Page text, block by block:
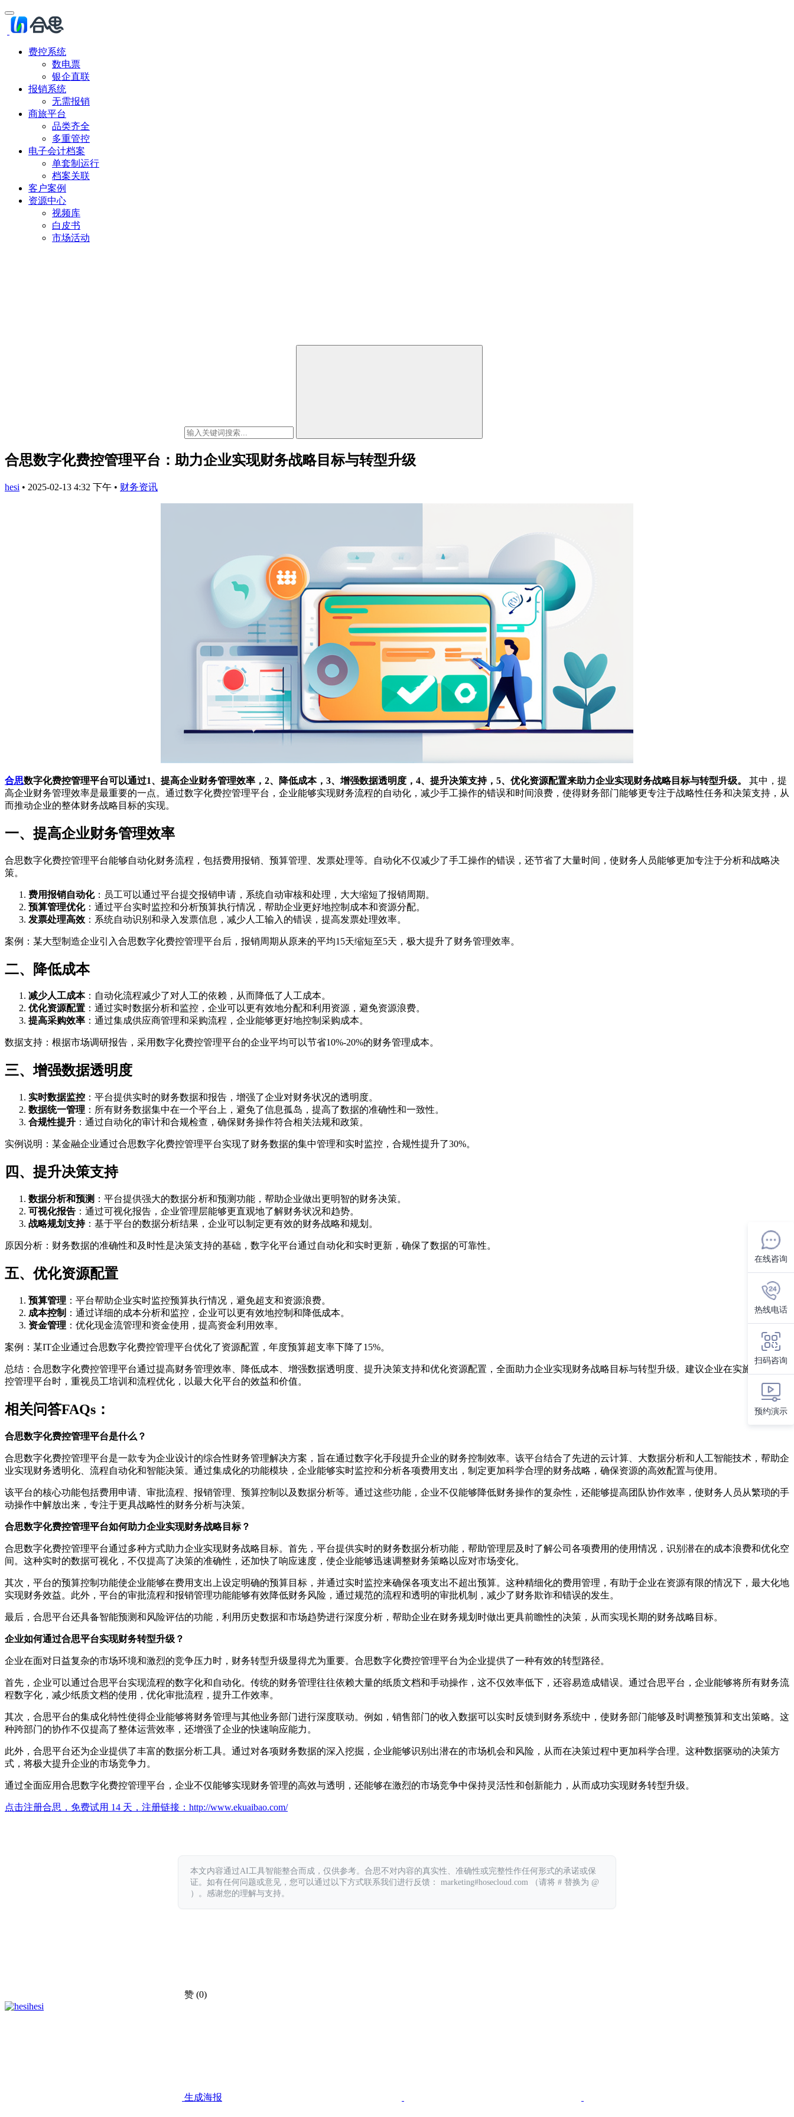
费控系统
数电票
银企直联
报销系统
无需报销
商旅平台
品类齐全
多重管控
电子会计档案
单套制运行
档案关联
客户案例
资源中心
视频库
白皮书
市场活动
合思数字化费控管理平台：助力企业实现财务战略目标与转型升级
hesi • 2025-02-13 4:32 下午 • 财务资讯
合思数字化费控管理平台可以通过1、提高企业财务管理效率，2、降低成本，3、增强数据透明度，4、提升决策支持，5、优化资源配置来助力企业实现财务战略目标与转型升级。
其中，提
高企业财务管理效率是最重要的一点。通过数字化费控管理平台，企业能够实现财务流程的自动化，减少手工操作的错误和时间浪费，使得财务部门能够更专注于战略性任务和决策支持，从
而推动企业的整体财务战略目标的实现。
一、提高企业财务管理效率
合思数字化费控管理平台能够自动化财务流程，包括费用报销、预算管理、发票处理等。自动化不仅减少了手工操作的错误，还节省了大量时间，使财务人员能够更加专注于分析和战略决
策。
费用报销自动化：员工可以通过平台提交报销申请，系统自动审核和处理，大大缩短了报销周期。
预算管理优化：通过平台实时监控和分析预算执行情况，帮助企业更好地控制成本和资源分配。
发票处理高效 ：系统自动识别和录入发票信息，减少人工输入的错误，提高发票处理效率。
案例：某大型制造企业引入合思数字化费控管理平台后，报销周期从原来的平均15天缩短至5天，极大提升了财务管理效率。
二、降低成本
减少人工成本：自动化流程减少了对人工的依赖，从而降低了人工成本。
优化资源配置 ：通过实时数据分析和监控，企业可以更有效地分配和利用资源，避免资源浪费。
提高采购效率 ：通过集成供应商管理和采购流程，企业能够更好地控制采购成本。
数据支持：根据市场调研报告，采用数字化费控管理平台的企业平均可以节省10%-20%的财务管理成本。
三、增强数据透明度
实时数据监控 ：平台提供实时的财务数据和报告，增强了企业对财务状况的透明度。
数据统一管理 ：所有财务数据集中在一个平台上，避免了信息孤岛，提高了数据的准确性和一致性。
合规性提升 ：通过自动化的审计和合规检查，确保财务操作符合相关法规和政策。
实例说明：某金融企业通过合思数字化费控管理平台实现了财务数据的集中管理和实时监控，合规性提升了30%。
四、提升决策支持
数据分析和预测 ：平台提供强大的数据分析和预测功能，帮助企业做出更明智的财务决策。
可视化报告 ：通过可视化报告，企业管理层能够更直观地了解财务状况和趋势。
战略规划支持：基于平台的数据分析结果，企业可以制定更有效的财务战略和规划。
原因分析：财务数据的准确性和及时性是决策支持的基础，数字化平台通过自动化和实时更新，确保了数据的可靠性。
五、优化资源配置
预算管理 ：平台帮助企业实时监控预算执行情况，避免超支和资源浪费。
成本控制 ：通过详细的成本分析和监控，企业可以更有效地控制和降低成本。
资金管理 ：优化现金流管理和资金使用，提高资金利用效率。
案例：某IT企业通过合思数字化费控管理平台优化了资源配置，年度预算超支率下降了15%。
总结：合思数字化费控管理平台通过提高财务管理效率、降低成本、增强数据透明度、提升决策支持和优化资源配置，全面助力企业实现财务战略目标与转型升级。建议企业在实施数字化费
控管理平台时，重视员工培训和流程优化，以最大化平台的效益和价值。
相关问答FAQs：
合思数字化费控管理平台是什么？
合思数字化费控管理平台是一款专为企业设计的综合性财务管理解决方案，旨在通过数字化手段提升企业的财务控制效率。该平台结合了先进的云计算、大数据分析和人工智能技术，帮助企
业实现财务透明化、流程自动化和智能决策。通过集成化的功能模块，企业能够实时监控和分析各项费用支出，制定更加科学合理的财务战略，确保资源的高效配置与使用。
该平台的核心功能包括费用申请、审批流程、报销管理、预算控制以及数据分析等。通过这些功能，企业不仅能够降低财务操作的复杂性，还能够提高团队协作效率，使财务人员从繁琐的手
动操作中解放出来，专注于更具战略性的财务分析与决策。
合思数字化费控管理平台如何助力企业实现财务战略目标？
合思数字化费控管理平台通过多种方式助力企业实现财务战略目标。首先，平台提供实时的财务数据分析功能，帮助管理层及时了解公司各项费用的使用情况，识别潜在的成本浪费和优化空
间。这种实时的数据可视化，不仅提高了决策的准确性，还加快了响应速度，使企业能够迅速调整财务策略以应对市场变化。
其次，平台的预算控制功能使企业能够在费用支出上设定明确的预算目标，并通过实时监控来确保各项支出不超出预算。这种精细化的费用管理，有助于企业在资源有限的情况下，最大化地
实现财务效益。此外，平台的审批流程和报销管理功能能够有效降低财务风险，通过规范的流程和透明的审批机制，减少了财务欺诈和错误的发生。
最后，合思平台还具备智能预测和风险评估的功能，利用历史数据和市场趋势进行深度分析，帮助企业在财务规划时做出更具前瞻性的决策，从而实现长期的财务战略目标。
企业如何通过合思平台实现财务转型升级？
企业在面对日益复杂的市场环境和激烈的竞争压力时，财务转型升级显得尤为重要。合思数字化费控管理平台为企业提供了一种有效的转型路径。
首先，企业可以通过合思平台实现流程的数字化和自动化。传统的财务管理往往依赖大量的纸质文档和手动操作，这不仅效率低下，还容易造成错误。通过合思平台，企业能够将所有财务流
程数字化，减少纸质文档的使用，优化审批流程，提升工作效率。
其次，合思平台的集成化特性使得企业能够将财务管理与其他业务部门进行深度联动。例如，销售部门的收入数据可以实时反馈到财务系统中，使财务部门能够及时调整预算和支出策略。这
种跨部门的协作不仅提高了整体运营效率，还增强了企业的快速响应能力。
此外，合思平台还为企业提供了丰富的数据分析工具。通过对各项财务数据的深入挖掘，企业能够识别出潜在的市场机会和风险，从而在决策过程中更加科学合理。这种数据驱动的决策方
式，将极大提升企业的市场竞争力。
通过全面应用合思数字化费控管理平台，企业不仅能够实现财务管理的高效与透明，还能够在激烈的市场竞争中保持灵活性和创新能力，从而成功实现财务转型升级。
点击注册合思，免费试用 14 天，注册链接： http://www.ekuaibao.com/
本文内容通过AI工具智能整合而成，仅供参考。合思不对内容的真实性、准确性或完整性作任何形式的承诺或保
证。如有任何问题或意见，您可以通过以下方式联系我们进行反馈： marketing#hosecloud.com （请将 # 替换为 @
）。感谢您的理解与支持。
赞 (0)
hesi
生成海报
在线咨询
热线电话
扫码咨询
预约演示